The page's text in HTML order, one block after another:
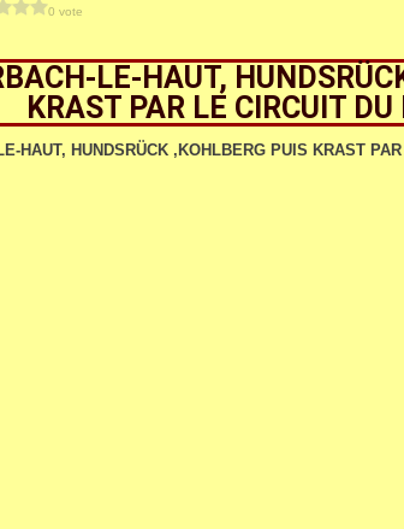
0 vote
LE-HAUT,
KRAST PAR LE CIRCUIT